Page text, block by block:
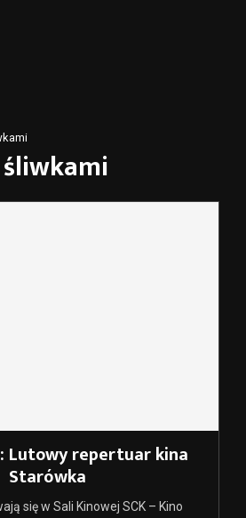
Lutowy repertuar kina
Starówka
się w Sali Kinowej SCK – Kino